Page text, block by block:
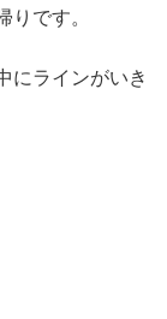
りです。
にラインがいき